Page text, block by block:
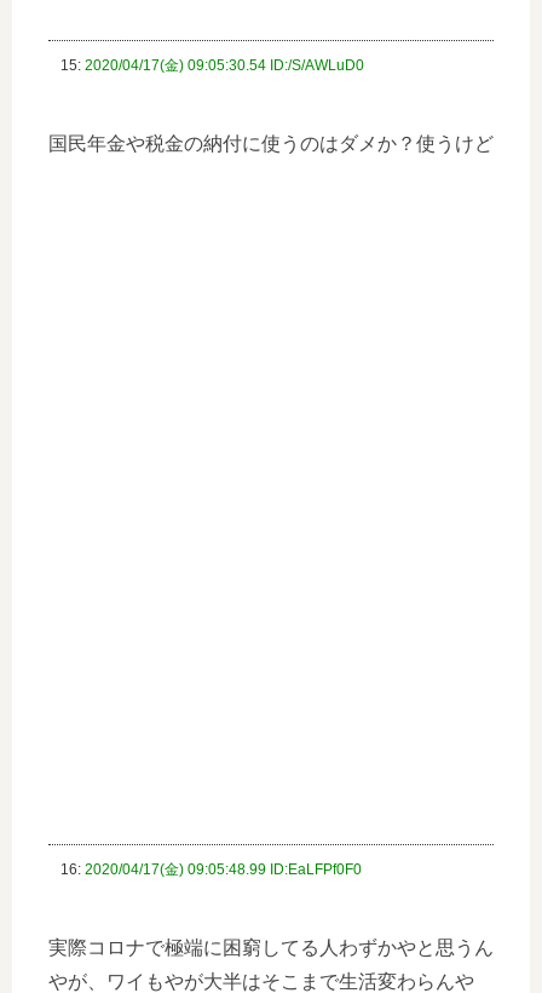
15: 2020/04/17(金) 09:05:30.54 ID:/S/AWLuD0
国民年金や税金の納付に使うのはダメか？使うけど
16: 2020/04/17(金) 09:05:48.99 ID:EaLFPf0F0
実際コロナで極端に困窮してる人わずかやと思うん
やが、ワイもやが大半はそこまで生活変わらんや